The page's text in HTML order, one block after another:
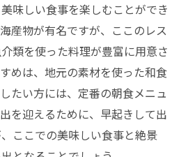
味しい食事を楽しむことができ
産物が有名ですが、ここのレス
類を使った料理が豊富に用意さ
めは、地元の素材を使った和食
たい方には、定番の朝食メニュ
を迎えるために、早起きして出
ここでの美味しい食事と絶景